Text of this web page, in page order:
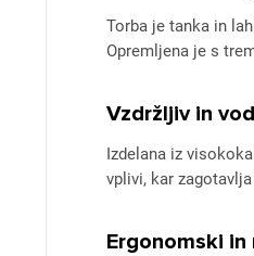
Torba je tanka in
Opremljena je s
Vzdržljiv in
Izdelana iz
vplivi, kar
Ergonomski